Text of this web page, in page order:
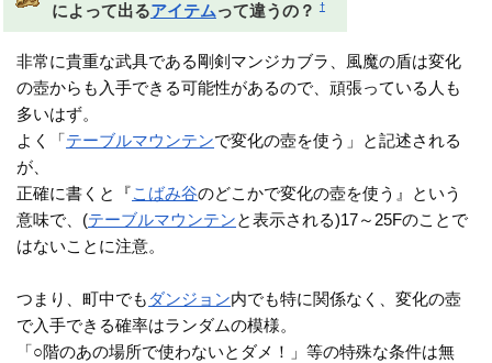
によって出るアイテムって違うの？ †
非常に貴重な武具である剛剣マンジカブラ、風魔の盾は変化
の壺からも入手できる可能性があるので、頑張っている人も
多いはず。
よく「テーブルマウンテンで変化の壺を使う」と記述される
が、
正確に書くと『こばみ谷のどこかで変化の壺を使う』という
意味で、(テーブルマウンテンと表示される)17～25Fのことで
はないことに注意。
つまり、町中でも ダンジョン内でも特に関係なく、変化の壺
で入手できる確率はランダムの模様。
「○階のあの場所で使わないとダメ！」等の特殊な条件は無